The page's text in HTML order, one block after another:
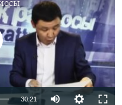
available
30:21